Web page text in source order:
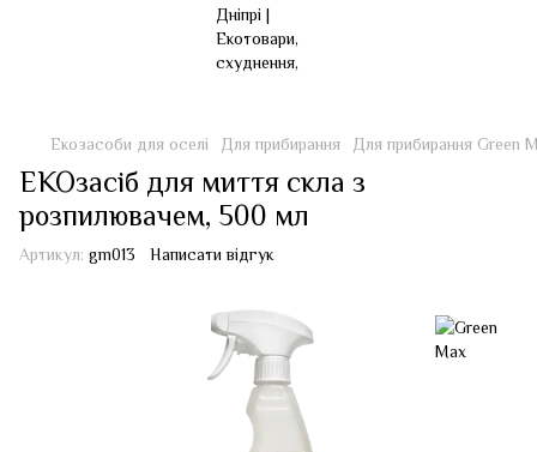
Екозасоби для оселі Для прибирання Для прибирання Green
ЕКОзасіб для миття скла з
розпилювачем, 500 мл
Артикул: gm013 Написати відгук